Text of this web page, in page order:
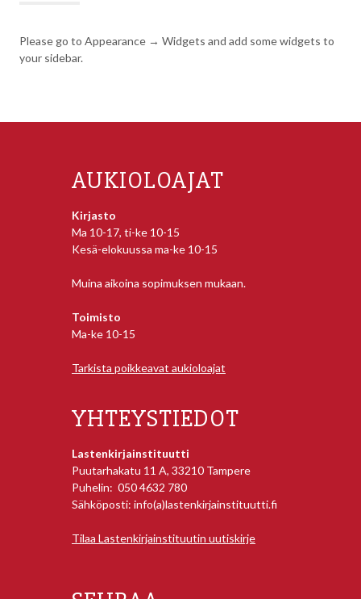
Please go to Appearance → Widgets and add some widgets to
your sidebar.
AUKIOLOAJAT
Kirjasto
Ma 10-17, ti-ke 10-15
Kesä-elokuussa ma-ke 10-15
Muina aikoina sopimuksen mukaan.
Toimisto
Ma-ke 10-15
Tarkista poikkeavat aukioloajat
YHTEYSTIEDOT
Lastenkirjainstituutti
Puutarhakatu 11 A, 33210 Tampere
Puhelin: 050 4632 780
Sähköposti: info(a)lastenkirjainstituutti.fi
Tilaa Lastenkirjainstituutin uutiskirje